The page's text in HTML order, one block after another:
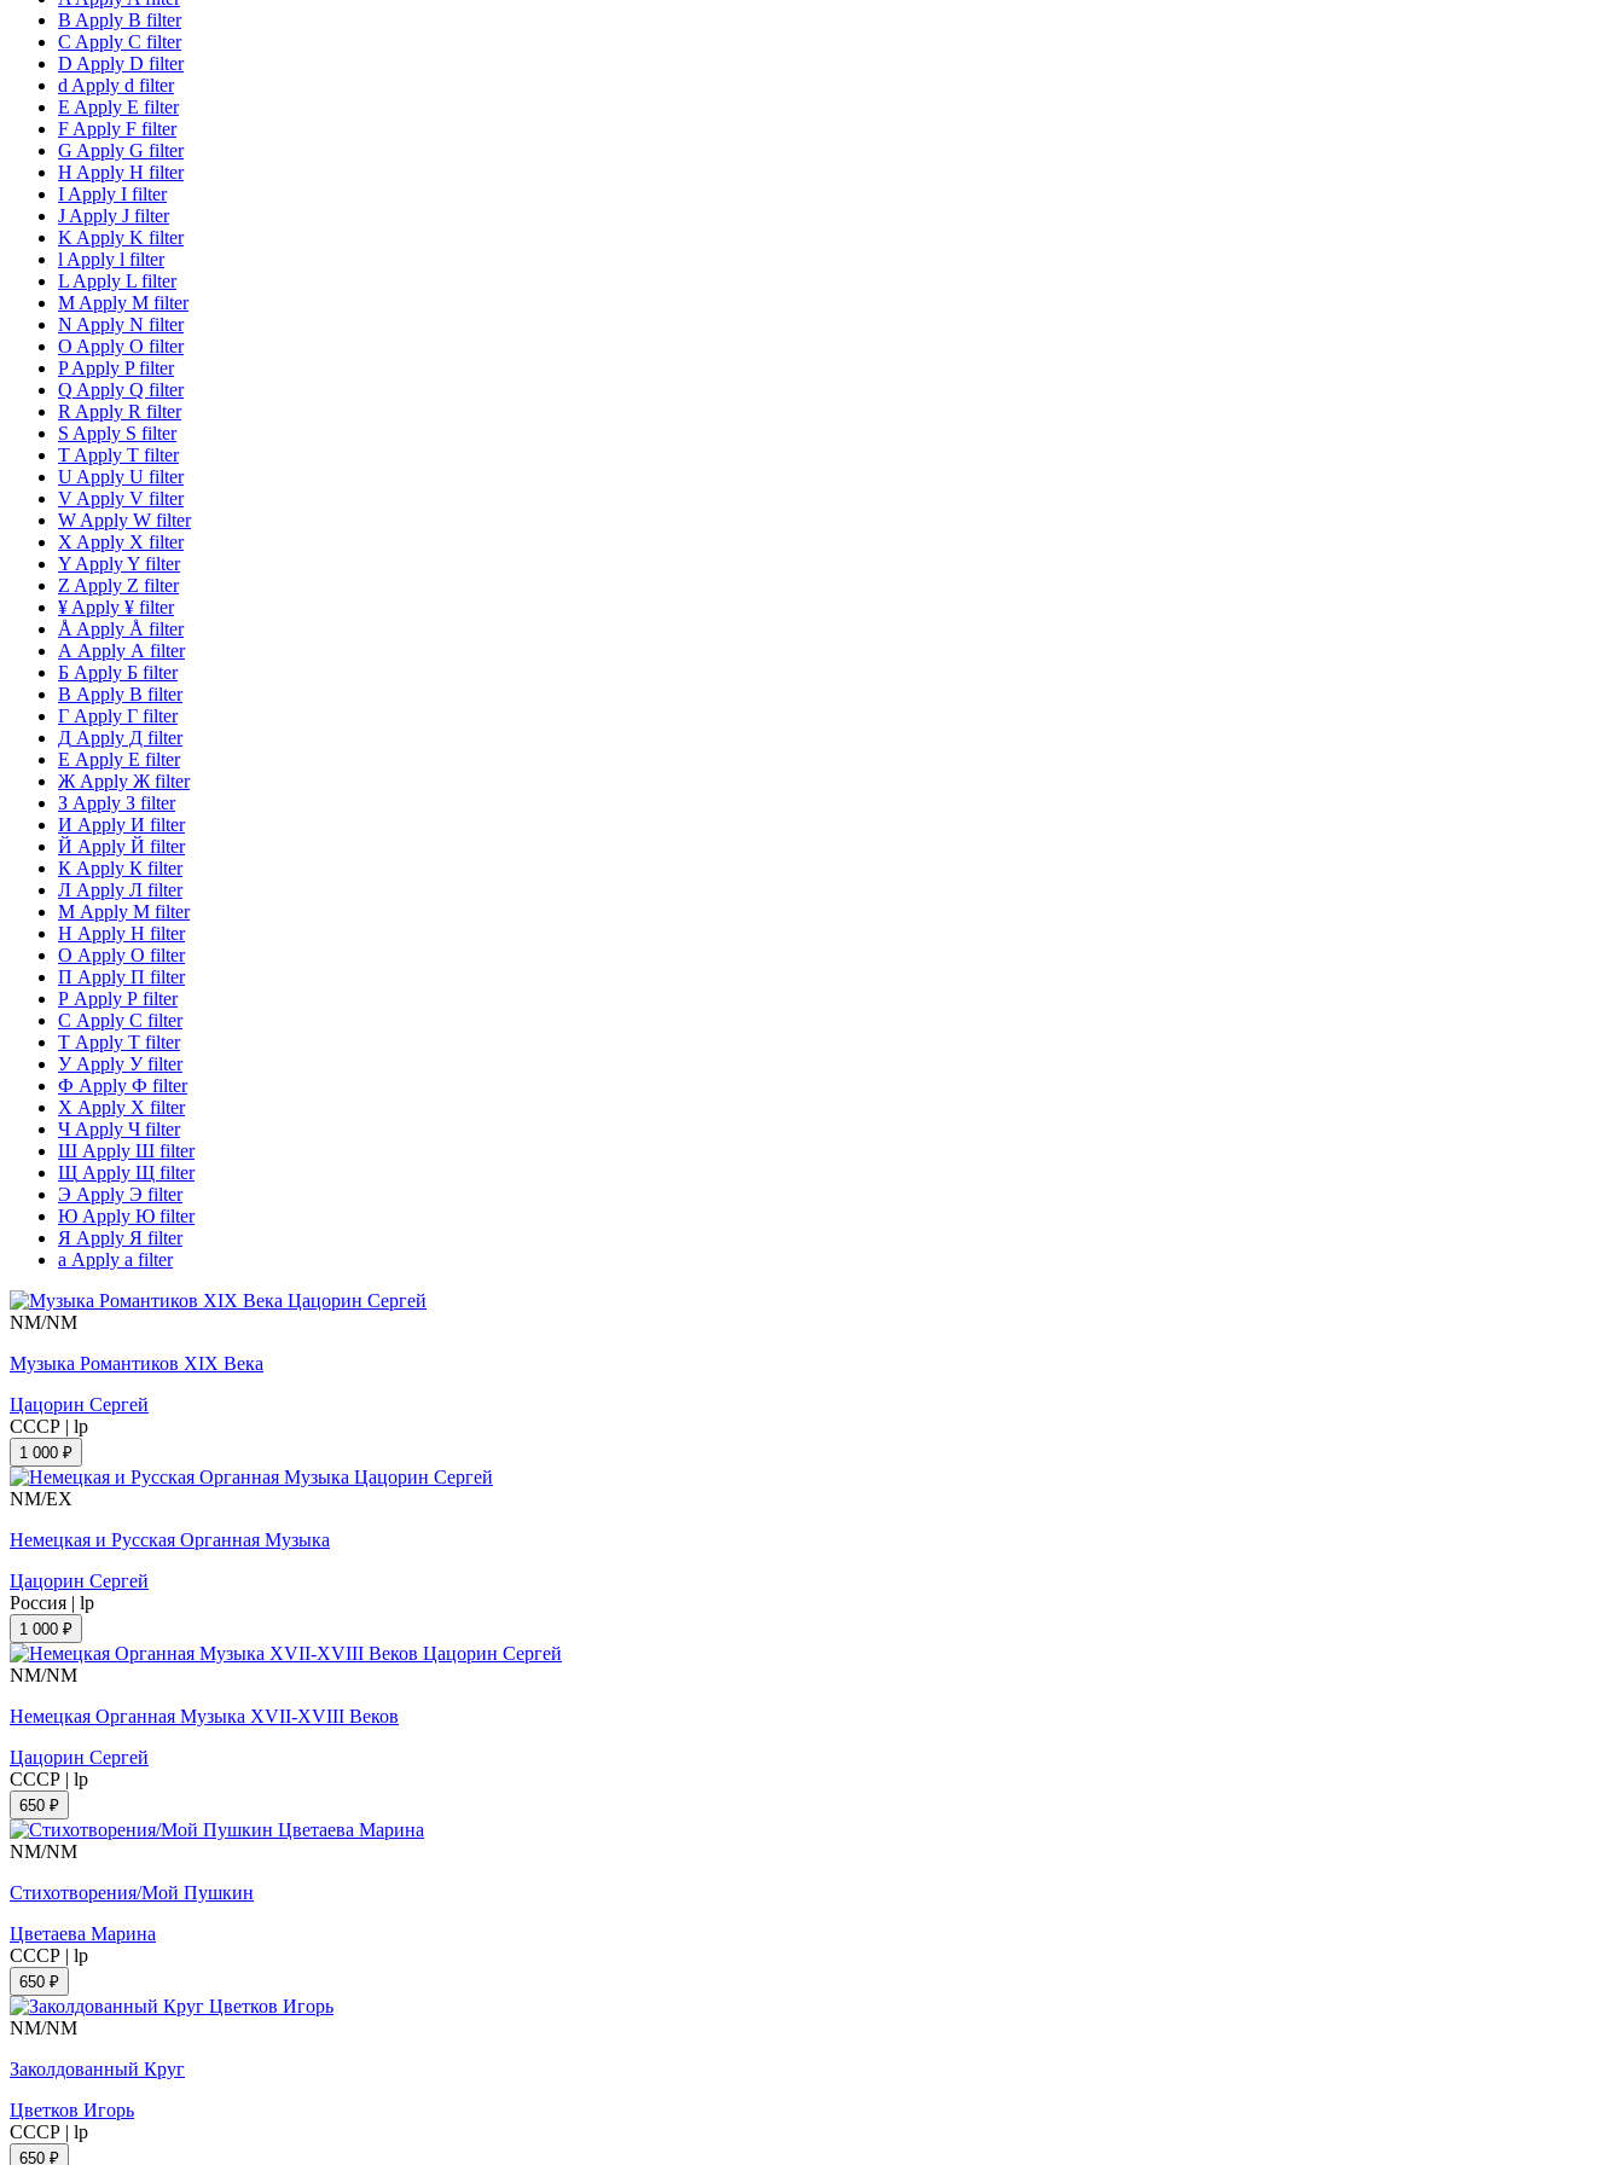
B Apply B filter
C Apply C filter
D Apply D filter
d Apply d filter
E Apply E filter
F Apply F filter
G Apply G filter
H Apply H filter
I Apply I filter
J Apply J filter
K Apply K filter
l Apply l filter
L Apply L filter
M Apply M filter
N Apply N filter
O Apply O filter
PApply P filter
Q Apply Q filter
R Apply R filter
S Apply S filter
T Apply T filter
U Apply U filter
V Apply V filter
W Apply W filter
X Apply X filter
Y Apply Y filter
Z Apply Z filter
¥ Apply ¥ filter
Å Apply Å filter
А Apply А filter
Б Apply Б filter
В Apply В filter
Г Apply Г filter
Д Apply Д filter
Е Apply Е filter
Ж Apply Ж filter
З Apply З filter
И Apply И filter
Й Apply Й filter
К Apply К filter
Л Apply Л filter
М Apply М filter
Н Apply Н filter
О Apply О filter
П Apply П filter
Р Apply Р filter
С Apply С filter
Т Apply Т filter
УApply У filter
Ф Apply Ф filter
Х Apply Х filter
Ч Apply Ч filter
Ш Apply Ш filter
Щ Apply Щ filter
Э Apply Э filter
Ю Apply Ю filter
Я Apply Я filter
а Apply а filter
NM/NM
Музыка Романтиков XIX Века
Цацорин Сергей
СССР | lp
1 000 ₽
NM/EX
Немецкая и Русская Органная Музыка
Цацорин Сергей
Россия | lp
1 000 ₽
NM/NM
Немецкая Органная Музыка XVII-XVIII Веков
Цацорин Сергей
СССР | lp
650 ₽
NM/NM
Стихотворения/Мой Пушкин
Цветаева Марина
СССР | lp
650 ₽
NM/NM
Заколдованный Круг
Цветков Игорь
СССР | lp
650 ₽